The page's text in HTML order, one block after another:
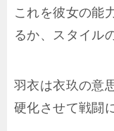
これを彼女の能
るか、スタイル
羽衣は衣玖の意
硬化させて戦闘